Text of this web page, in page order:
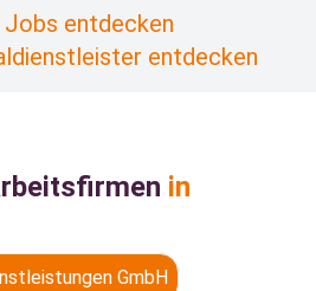
Jobs entdecken
entdecken
in
GmbH